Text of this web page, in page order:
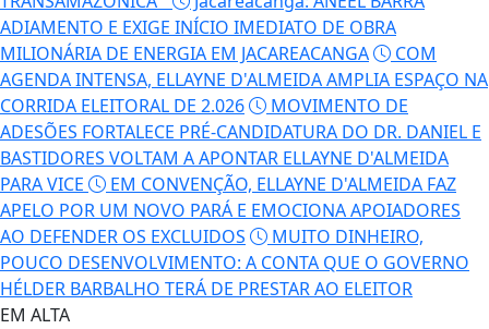
CORRIDA ELEITORAL DE 2.026
MOVIMENTO DE
ADESÕES FORTALECE PRÉ-CANDIDATURA DO DR. DANIEL E
BASTIDORES VOLTAM A APONTAR ELLAYNE D'ALMEIDA
PARA VICE
EM CONVENÇÃO, ELLAYNE D'ALMEIDA FAZ
APELO POR UM NOVO PARÁ E EMOCIONA APOIADORES
AO DEFENDER OS EXCLUIDOS
MUITO DINHEIRO,
POUCO DESENVOLVIMENTO: A CONTA QUE O GOVERNO
HÉLDER BARBALHO TERÁ DE PRESTAR AO ELEITOR
EM ALTA
MENU
/ Concursos